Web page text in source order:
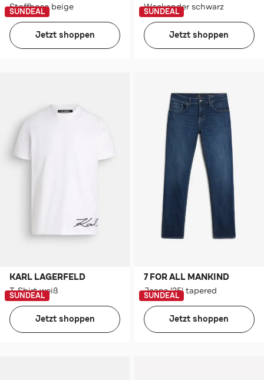
Stoffhose beige
SUNDEAL
Jetzt shoppen
Weekender schwarz
SUNDEAL
Jetzt shoppen
KARL LAGERFELD
T-Shirt weiß
SUNDEAL
Jetzt shoppen
7 FOR ALL MANKIND
Jeans '25' tapered
SUNDEAL
Jetzt shoppen